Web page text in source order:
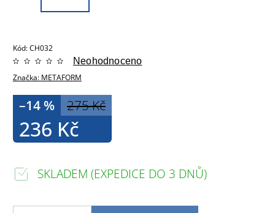
Kód:CH032
Značka: METAFORM
Neohodnoceno
275 Kč
–14 %
236 Kč
SKLADEM (EXPEDICE DO 3 DNŮ)